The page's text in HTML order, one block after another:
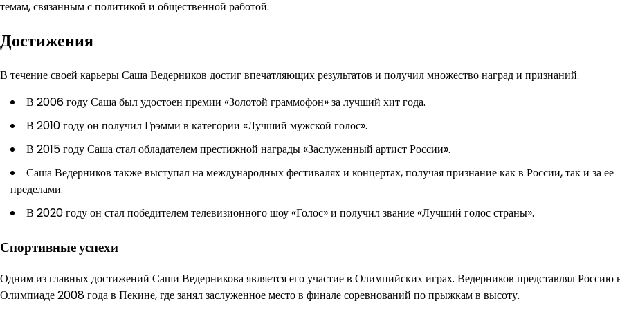
темам, связанным с политикой и общественной работой.
Достижения
В течение своей карьеры Саша Ведерников достиг впечатляющих результатов и получил множество наград и признаний.
В 2006 году Саша был удостоен премии «Золотой граммофон» за лучший хит года.
В 2010 году он получил Грэмми в категории «Лучший мужской голос».
В 2015 году Саша стал обладателем престижной награды «Заслуженный артист России».
Саша Ведерников также выступал на международных фестивалях и концертах, получая признание как в России, так и за ее
пределами.
В 2020 году он стал победителем телевизионного шоу «Голос» и получил звание «Лучший голос страны».
Спортивные успехи
Одним из главных достижений Саши Ведерникова является его участие в Олимпийских играх. Ведерников представлял Россию
Олимпиаде 2008 года в Пекине, где занял заслуженное место в финале соревнований по прыжкам в высоту.